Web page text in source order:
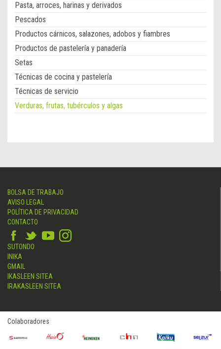
Pasta, arroces, harinas y derivados
Pescados
Productos cárnicos, salazones, adobos y fiambres
Productos de pastelería y panadería
Setas
Técnicas de cocina y pastelería
Técnicas de servicio
Verduras, frutas, tubérculos y algas
BOLSA DE TRABAJO
AVISO LEGAL
POLÍTICA DE PRIVACIDAD
CONTACTO
SUTONDO
INIKA
GMAIL
IKASLEEN SITEA
IRAKASLEEN SITEA
Colaboradores